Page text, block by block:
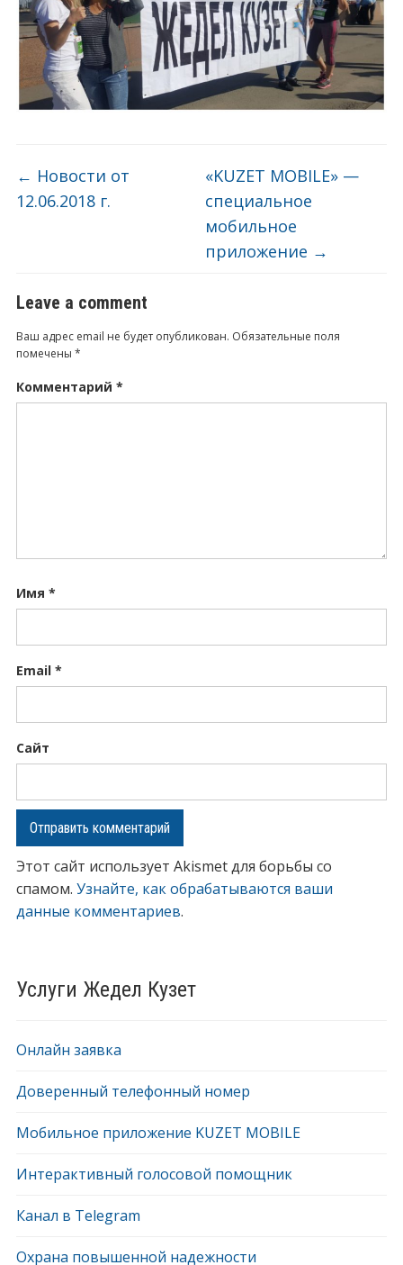
Услуги Жедел Кузет
Онлайн заявка
Доверенный телефонный номер
Мобильное приложение KUZET MOBILE
Интерактивный голосовой помощник
Канал в Telegram
Охрана повышенной надежности
← Новости от
12.06.2018 г.
«KUZET MOBILE» —
специальное
мобильное
приложение →
Leave a comment
Ваш адрес email не будет опубликован. Обязательные поля
помечены *
Комментарий *
Имя *
Email *
Сайт
Этот сайт использует Akismet для борьбы со
спамом. Узнайте, как обрабатываются ваши
данные комментариев.